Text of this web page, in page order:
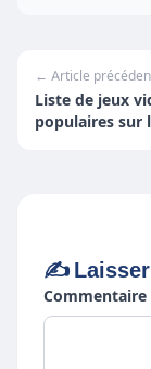
← Article
Liste de jeux
populaires sur
✍️ Laisser
Commentaire